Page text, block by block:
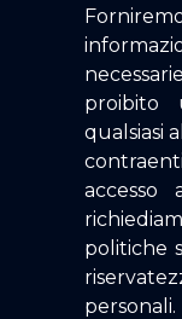
proibito
qualsiasi
accesso
politiche
personali.